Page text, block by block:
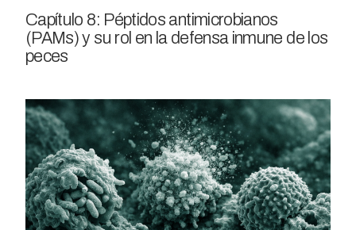
Capítulo 8: Péptidos antimicrobianos
(PAMs) y su rol en la defensa inmune de los
peces